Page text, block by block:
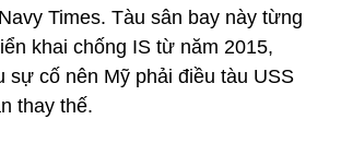
Times. Tàu sân bay này từng
khai chống IS từ năm 2015,
sự cố nên Mỹ phải điều tàu USS
thay thế.